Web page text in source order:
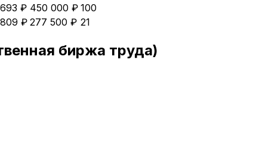
₽ 450 000 ₽ 100
₽ 277 500 ₽ 21
биржа труда)